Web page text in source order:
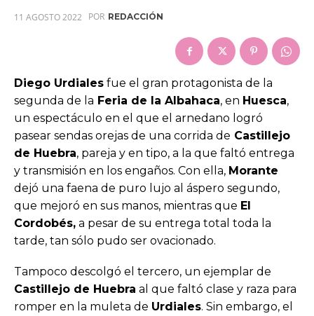
11 AGOSTO 2022 POR REDACCIÓN
Diego Urdiales fue el gran protagonista de la
segunda de la Feria de la Albahaca, en Huesca,
un espectáculo en el que el arnedano logró
pasear sendas orejas de una corrida de Castillejo
de Huebra, pareja y en tipo, a la que faltó entrega
y transmisión en los engaños. Con ella, Morante
dejó una faena de puro lujo al áspero segundo,
que mejoró en sus manos, mientras que El
Cordobés, a pesar de su entrega total toda la
tarde, tan sólo pudo ser ovacionado.
Tampoco descolgó el tercero, un ejemplar de
Castillejo de Huebra al que faltó clase y raza para
romper en la muleta de Urdiales. Sin embargo, el